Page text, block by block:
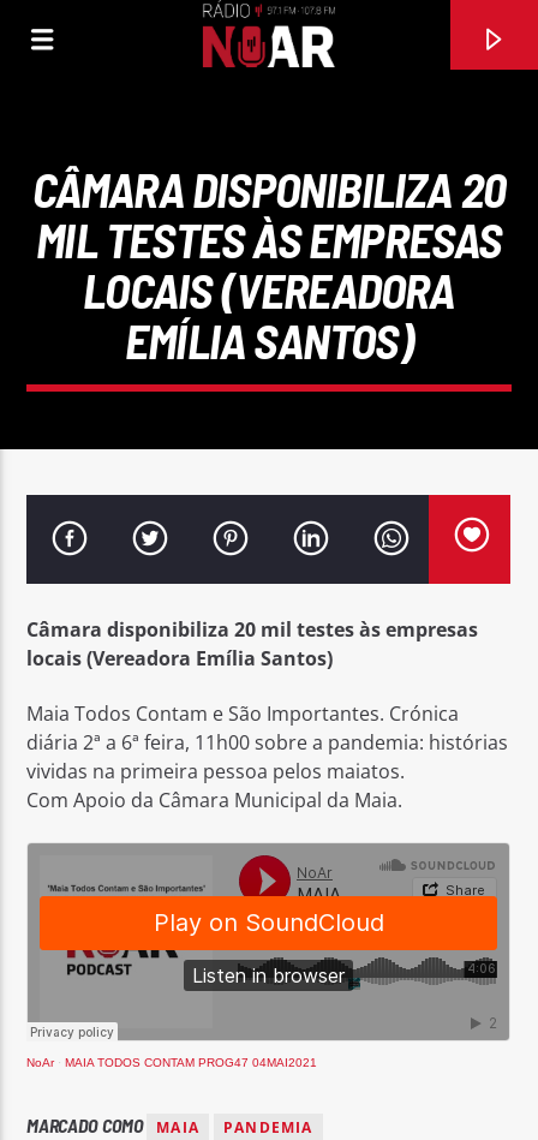
FAIXA ATUAL
DÁ-ME UM BEIJO
CONJUNTO MUSICAL INICIADORES
Rádio No ar
CÂMARA DISPONIBILIZA 20
MIL TESTES ÀS EMPRESAS
LOCAIS (VEREADORA
EMÍLIA SANTOS)
Câmara disponibiliza 20 mil testes às empresas
locais (Vereadora Emília Santos)
Maia Todos Contam e São Importantes. Crónica
diária 2ª a 6ª feira, 11h00 sobre a pandemia: histórias
vividas na primeira pessoa pelos maiatos.
Com Apoio da Câmara Municipal da Maia.
NoAr·MAIA TODOS CONTAM PROG47 04MAI2021
MARCADO COMO MAIA PANDEMIA